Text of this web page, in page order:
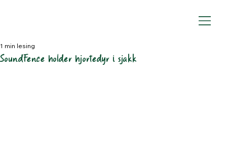
SoundFence holder hjortedyr i sjakk
1 min lesing